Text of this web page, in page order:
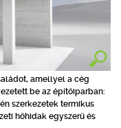
amellyel a cég
be az építőiparban:
szerkezetek termikus
hőhidak egyszerű és